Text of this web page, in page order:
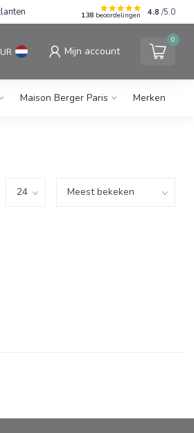
138 beoordelingen 4.8 /5.0
Mijn account
0
Maison Berger Paris Merken